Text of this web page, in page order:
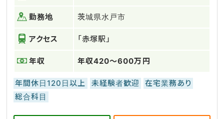
勤務地 茨城県水戸市
アクセス 「赤塚駅」
年収 年収420～600万円
年間休日120日以上 未経験者歓迎
在宅業務あり
総合科目